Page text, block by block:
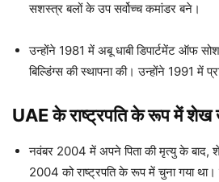
सशस्त्र बलों के उप सर्वोच्च कमांडर बने।
उन्होंने 1981 में अबू धाबी डिपार्टमेंट ऑफ
बिल्डिंग्स की स्थापना की। उन्होंने 1991 में
UAE के राष्ट्रपति के रूप में शेख
नवंबर 2004 में अपने पिता की मृत्यु के
2004 को राष्ट्रपति के रूप में चुना गया